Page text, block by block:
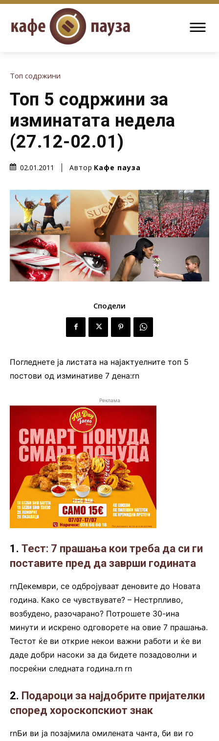
Топ содржини
Топ 5 содржини за
изминатата недела
(27.12-02.01)
02.01.2011 Автор Кафе пауза
Сподели
Погледнете ја листата на најактуелните топ 5
постови од изминативе 7 дена:rn
Реклама
1. Тест: 7 прашања кои треба да си ги
поставите пред да заврши годината
rnДекември, се одбројуваат деновите до Новата
година. Како се чувствувате? – Нестрпливо,
возбудено, разочарано? Потрошете 30-ина
минути и искрено одговорете на овие 7 прашања.
Тестот ќе ви открие некои важни работи и ќе ви
даде добри насоки за да бидете позадоволни и
посреќни следната година.rn rn
2. Подароци за најдобрите пријателки
според хороскопскиот знак
rnБи ви ја позајмила омилената чанта, би ви го